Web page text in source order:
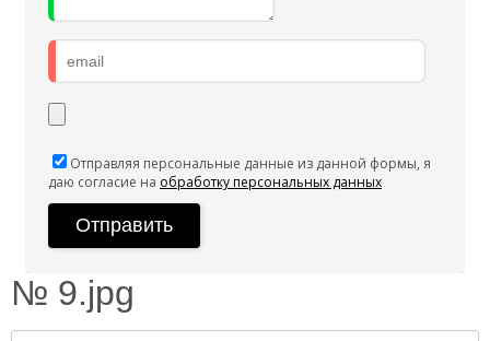
Отправляя персональные данные из данной формы, я
даю согласие на обработку персональных данных
№ 9.jpg